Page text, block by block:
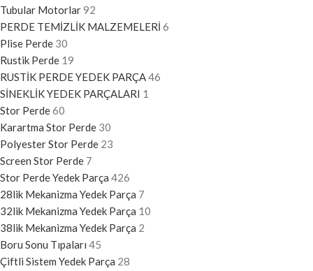
Tubular Motorlar92
PERDE TEMİZLİK MALZEMELERİ 6
Plise Perde 30
Rustik Perde 19
RUSTİK PERDE YEDEK PARÇA46
SİNEKLİK YEDEK PARÇALARI 1
Stor Perde60
Karartma Stor Perde 30
Polyester Stor Perde 23
Screen Stor Perde 7
Stor Perde Yedek Parça 426
28lik Mekanizma Yedek Parça 7
32lik Mekanizma Yedek Parça 10
38lik Mekanizma Yedek Parça 2
Boru Sonu Tıpaları 45
Çiftli Sistem Yedek Parça 28